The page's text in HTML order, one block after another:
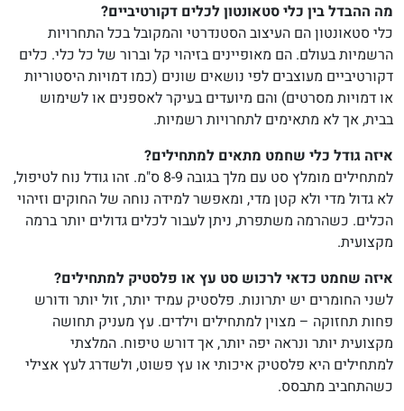
מה ההבדל בין כלי סטאונטון לכלים דקורטיביים?
כלי סטאונטון הם העיצוב הסטנדרטי והמקובל בכל התחרויות
הרשמיות בעולם. הם מאופיינים בזיהוי קל וברור של כל כלי. כלים
דקורטיביים מעוצבים לפי נושאים שונים (כמו דמויות היסטוריות
או דמויות מסרטים) והם מיועדים בעיקר לאספנים או לשימוש
בבית, אך לא מתאימים לתחרויות רשמיות.
איזה גודל כלי שחמט מתאים למתחילים?
למתחילים מומלץ סט עם מלך בגובה 8-9 ס"מ. זהו גודל נוח לטיפול,
לא גדול מדי ולא קטן מדי, ומאפשר למידה נוחה של החוקים וזיהוי
הכלים. כשהרמה משתפרת, ניתן לעבור לכלים גדולים יותר ברמה
מקצועית.
איזה שחמט כדאי לרכוש סט עץ או פלסטיק למתחילים?
לשני החומרים יש יתרונות. פלסטיק עמיד יותר, זול יותר ודורש
פחות תחזוקה – מצוין למתחילים וילדים. עץ מעניק תחושה
מקצועית יותר ונראה יפה יותר, אך דורש טיפוח. המלצתי
למתחילים היא פלסטיק איכותי או עץ פשוט, ולשדרג לעץ אצילי
כשהתחביב מתבסס.